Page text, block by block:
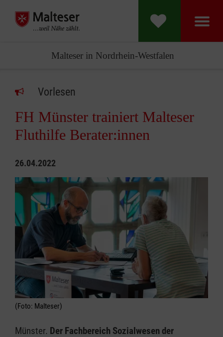
Malteser in Nordrhein-Westfalen
Vorlesen
FH Münster trainiert Malteser
Fluthilfe Berater:innen
26.04.2022
(Foto: Malteser)
Münster. Der Fachbereich Sozialwesen der